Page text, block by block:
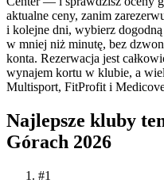
aktualne ceny, zanim
i kolejne dni, wybierz
w mniej niż minutę, bez
konta. Rezerwacja jest
wynajem kortu w klubie, a
Multisport, FitProfit i
Najlepsze kluby
Górach 2026
#1